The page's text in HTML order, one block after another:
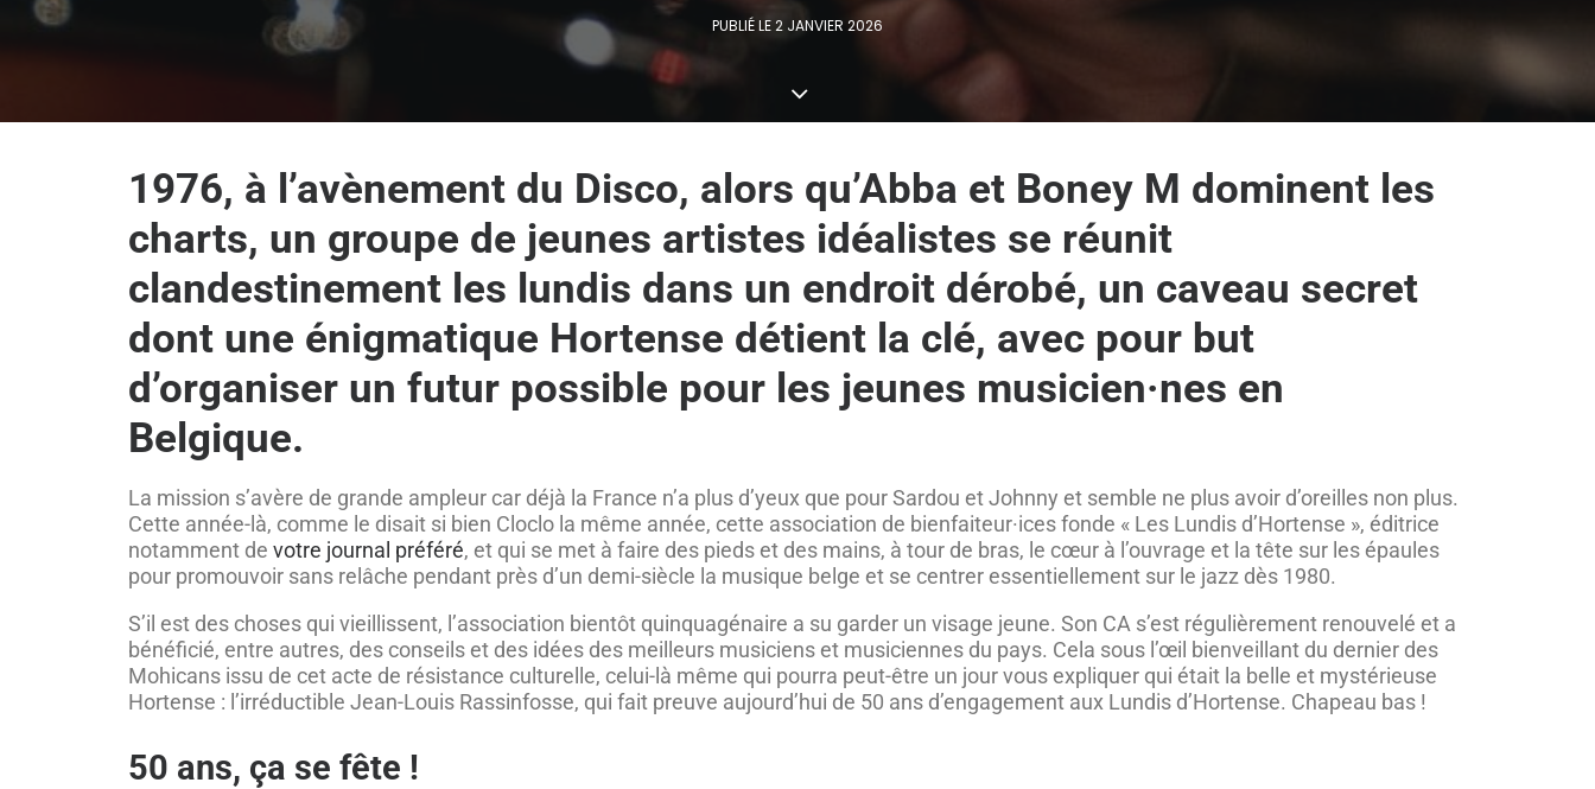
PUBLIÉ LE 2 JANVIER 2026
1976, à l’avènement du Disco, alors qu’Abba et Boney M dominent les
charts, un groupe de jeunes artistes idéalistes se réunit
clandestinement les lundis dans un endroit dérobé, un caveau secret
dont une énigmatique Hortense détient la clé, avec pour but
d’organiser un futur possible pour les jeunes musicien·nes en
Belgique.
La mission s’avère de grande ampleur car déjà la France n’a plus d’yeux que pour Sardou et Johnny et semble ne plus avoir d’oreilles non plus.
Cette année-là, comme le disait si bien Cloclo la même année, cette association de bienfaiteur·ices fonde « Les Lundis d’Hortense », éditrice
notamment de votre journal préféré, et qui se met à faire des pieds et des mains, à tour de bras, le cœur à l’ouvrage et la tête sur les épaules
pour promouvoir sans relâche pendant près d’un demi-siècle la musique belge et se centrer essentiellement sur le jazz dès 1980.
S’il est des choses qui vieillissent, l’association bientôt quinquagénaire a su garder un visage jeune. Son CA s’est régulièrement renouvelé et a
bénéficié, entre autres, des conseils et des idées des meilleurs musiciens et musiciennes du pays. Cela sous l’œil bienveillant du dernier des
Mohicans issu de cet acte de résistance culturelle, celui-là même qui pourra peut-être un jour vous expliquer qui était la belle et mystérieuse
Hortense : l’irréductible Jean-Louis Rassinfosse, qui fait preuve aujourd’hui de 50 ans d’engagement aux Lundis d’Hortense. Chapeau bas !
50 ans, ça se fête !